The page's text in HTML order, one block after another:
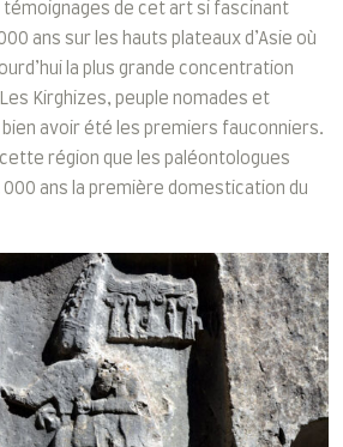
de cet art si fascinant
ans sur les hauts plateaux d’Asie où
la plus grande concentration
Kirghizes, peuple nomades et
avoir été les premiers fauconniers.
région que les paléontologues
000 ans la première domestication du